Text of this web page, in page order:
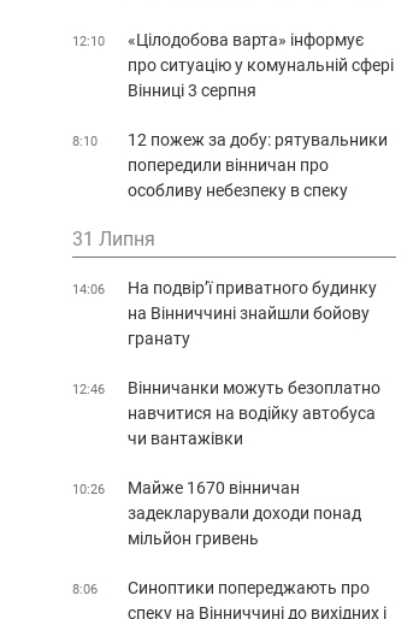
12:10
«Цілодобова варта» інформує
про ситуацію у комунальній сфері
Вінниці 3 серпня
8:10
12 пожеж за добу: рятувальники
попередили вінничан про
особливу небезпеку в спеку
31 Липня
14:06
На подвір’ї приватного будинку
на Вінниччині знайшли бойову
гранату
12:46
Вінничанки можуть безоплатно
навчитися на водійку автобуса
чи вантажівки
10:26
Майже 1670 вінничан
задекларували доходи понад
мільйон гривень
8:06
Синоптики попереджають про
спеку на Вінниччині до вихідних і